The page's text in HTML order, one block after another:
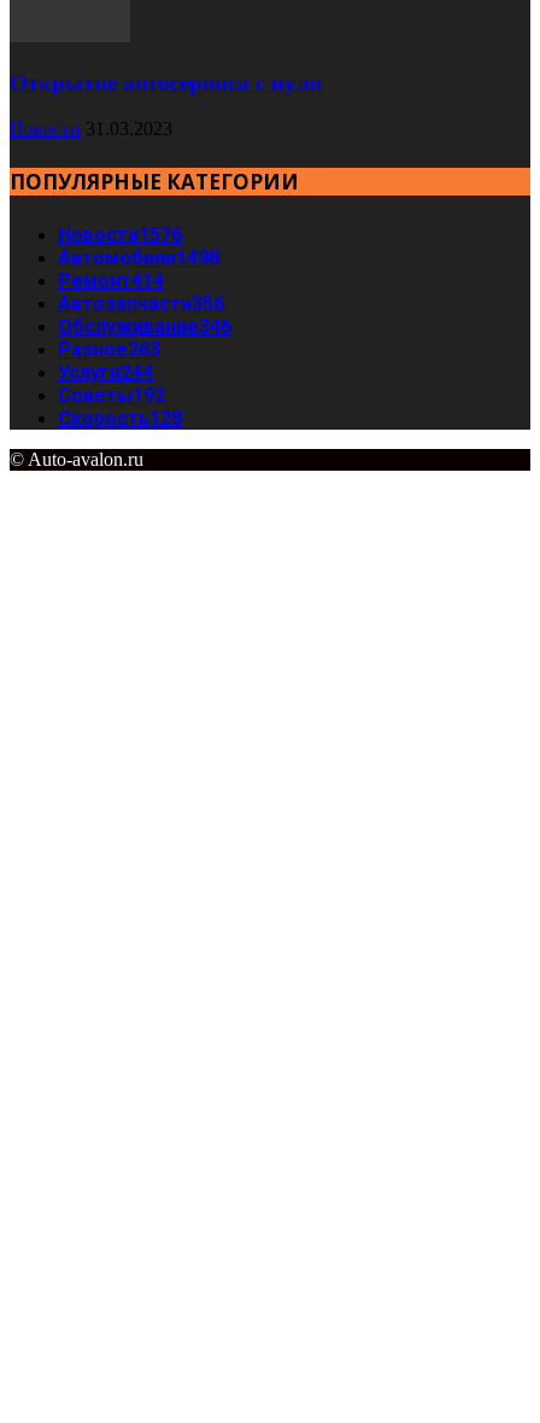
Открытие автосервиса с нуля
Новости 31.03.2023
ПОПУЛЯРНЫЕ КАТЕГОРИИ
Новости1576
Автомобили1498
Ремонт414
Автозапчасти356
Обслуживание346
Разное263
Услуги244
Советы192
Скорость128
© Auto-avalon.ru